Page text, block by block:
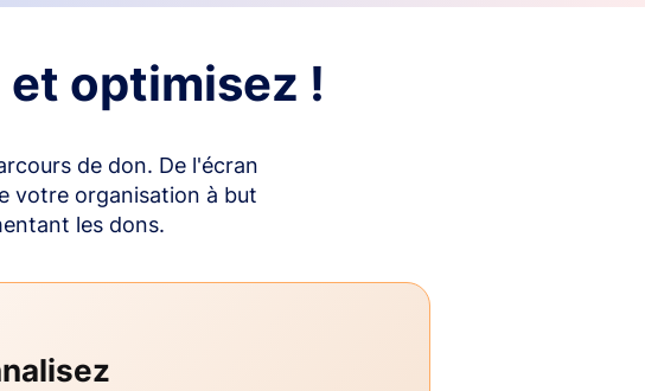
optimisez !
de don. De l'écran
votre organisation à but
les dons.